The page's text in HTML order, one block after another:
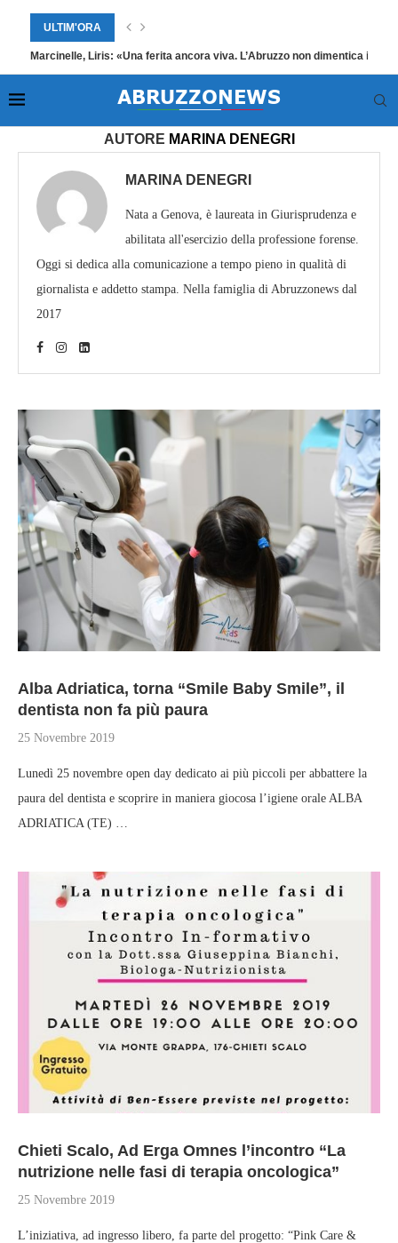
ULTIM'ORA
Marcinelle, Liris: «Una ferita ancora viva. L’Abruzzo non dimentica i suoi
Home Archivi per Marina Denegri»Pagina 1699
AUTORE MARINA DENEGRI
MARINA DENEGRI
Nata a Genova, è laureata in Giurisprudenza e
abilitata all'esercizio della professione forense.
Oggi si dedica alla comunicazione a tempo pieno in qualità di
giornalista e addetto stampa. Nella famiglia di Abruzzonews dal
2017
Alba Adriatica, torna “Smile Baby Smile”, il
dentista non fa più paura
25 Novembre 2019
Lunedì 25 novembre open day dedicato ai più piccoli per abbattere la
paura del dentista e scoprire in maniera giocosa l’igiene orale ALBA
ADRIATICA (TE) …
Chieti Scalo, Ad Erga Omnes l’incontro “La
nutrizione nelle fasi di terapia oncologica”
25 Novembre 2019
L’iniziativa, ad ingresso libero, fa parte del progetto: “Pink Care &